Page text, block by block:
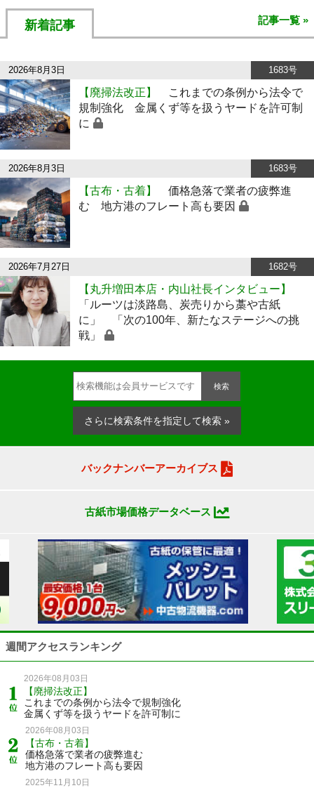
新着記事 記事一覧 »
2026年8月3日 1683号
【廃掃法改正】
これまでの条例から法令で
規制強化 金属くず等を扱うヤードを許可制
に
2026年8月3日 1683号
【古布・古着】
価格急落で業者の疲弊進
む 地方港のフレート高も要因
2026年7月27日 1682号
【丸升増田本店・内山社長インタビュー】
「ルーツは淡路島、炭売りから藁や古紙
に」 「次の100年、新たなステージへの挑
戦」
検索
さらに検索条件を指定して検索 »
バックナンバーアーカイブス
古紙市場価格データベース
週間アクセスランキング
2026年08月03日
【廃掃法改正】
これまでの条例から法令で規制強化
金属くず等を扱うヤードを許可制に
2026年08月03日
【古布・古着】
価格急落で業者の疲弊進む
地方港のフレート高も要因
2025年11月10日